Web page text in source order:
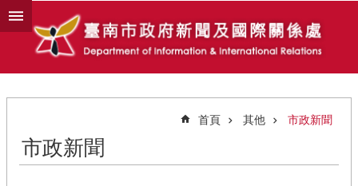
跳到主要內容區塊
首頁 其他 市政新聞
市政新聞